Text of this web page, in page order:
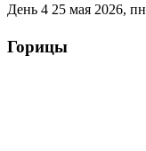
День 4 25 мая 2026, пн
Горицы